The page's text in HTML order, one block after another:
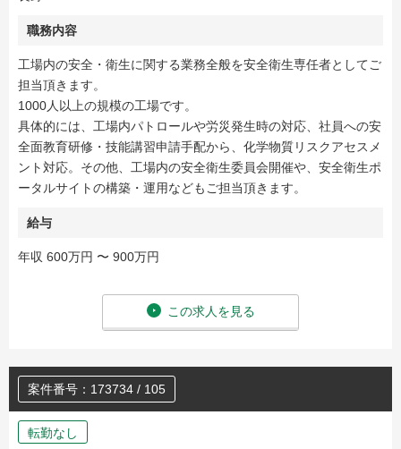
職務内容
工場内の安全・衛生に関する業務全般を安全衛生専任者としてご
担当頂きます。
1000人以上の規模の工場です。
具体的には、工場内パトロールや労災発生時の対応、社員への安
全面教育研修・技能講習申請手配から、化学物質リスクアセスメ
ント対応。その他、工場内の安全衛生委員会開催や、安全衛生ポ
ータルサイトの構築・運用などもご担当頂きます。
給与
年収 600万円 〜 900万円
この求人を見る
案件番号：173734 / 105
転勤なし